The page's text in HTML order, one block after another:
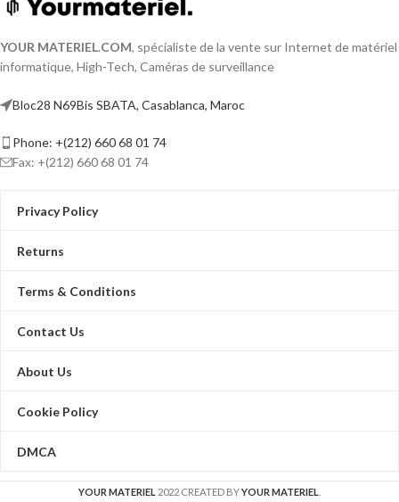
YOUR MATERIEL.COM, spécialiste de la vente sur Internet de matériel
informatique, High-Tech, Caméras de surveillance
Bloc28 N69Bis SBATA, Casablanca, Maroc
Phone: +(212) 660 68 01 74
Fax: +(212) 660 68 01 74
Privacy Policy
Returns
Terms & Conditions
Contact Us
About Us
Cookie Policy
DMCA
YOUR MATERIEL 2022 CREATED BYYOUR MATERIEL